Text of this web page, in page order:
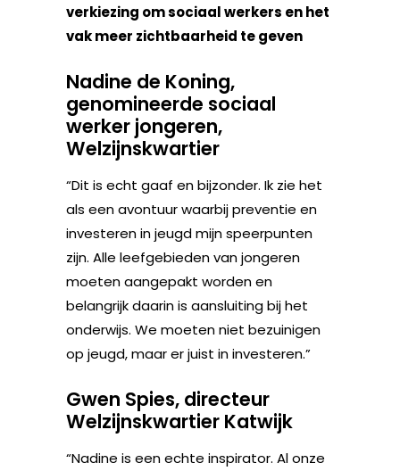
verkiezing om sociaal werkers en het
vak meer zichtbaarheid te geven
Nadine de Koning,
genomineerde sociaal
werker jongeren,
Welzijnskwartier
“Dit is echt gaaf en bijzonder. Ik zie het
als een avontuur waarbij preventie en
investeren in jeugd mijn speerpunten
zijn. Alle leefgebieden van jongeren
moeten aangepakt worden en
belangrijk daarin is aansluiting bij het
onderwijs. We moeten niet bezuinigen
op jeugd, maar er juist in investeren.”
Gwen Spies, directeur
Welzijnskwartier Katwijk
“Nadine is een echte inspirator. Al onze